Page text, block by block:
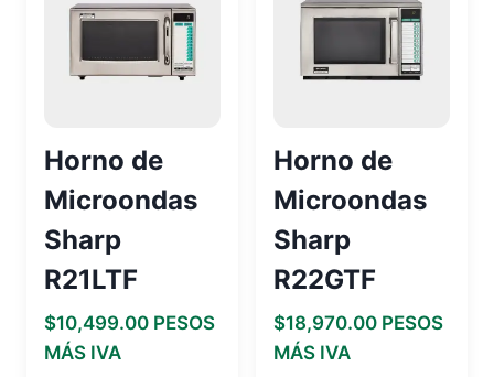
Horno de
Microondas
Sharp
R21LTF
$10,499.00 PESOS
MÁS IVA
Horno de
Microondas
Sharp
R22GTF
$18,970.00 PESOS
MÁS IVA